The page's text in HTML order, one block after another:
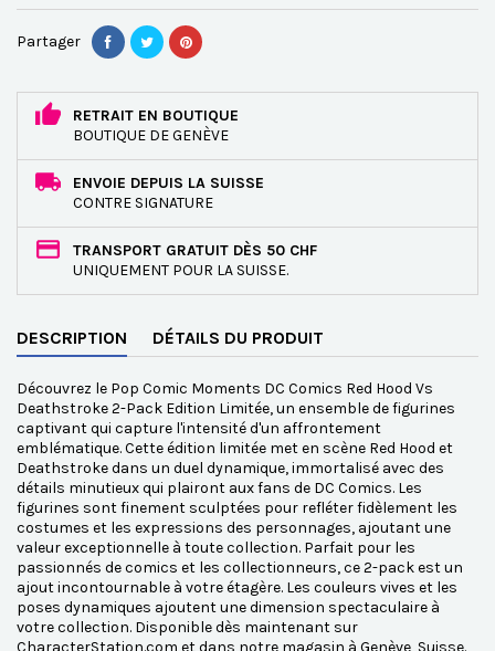
Partager
RETRAIT EN BOUTIQUE
BOUTIQUE DE GENÈVE
ENVOIE DEPUIS LA SUISSE
CONTRE SIGNATURE
TRANSPORT GRATUIT DÈS 50 CHF
UNIQUEMENT POUR LA SUISSE.
DESCRIPTION DÉTAILS DU PRODUIT
Découvrez le Pop Comic Moments DC Comics Red Hood Vs
Deathstroke 2-Pack Edition Limitée, un ensemble de figurines
captivant qui capture l'intensité d'un affrontement
emblématique. Cette édition limitée met en scène Red Hood et
Deathstroke dans un duel dynamique, immortalisé avec des
détails minutieux qui plairont aux fans de DC Comics. Les
figurines sont finement sculptées pour refléter fidèlement les
costumes et les expressions des personnages, ajoutant une
valeur exceptionnelle à toute collection. Parfait pour les
passionnés de comics et les collectionneurs, ce 2-pack est un
ajout incontournable à votre étagère. Les couleurs vives et les
poses dynamiques ajoutent une dimension spectaculaire à
votre collection. Disponible dès maintenant sur
CharacterStation.com et dans notre magasin à Genève, Suisse.